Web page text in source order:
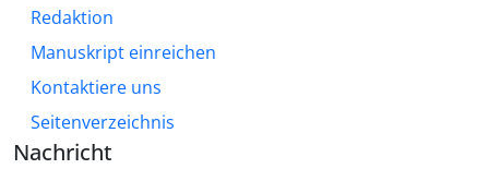
Redaktion
Manuskript einreichen
Kontaktiere uns
Seitenverzeichnis
Nachricht